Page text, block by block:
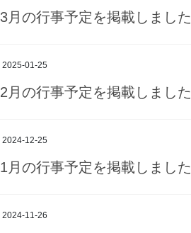
3月の行事予定を掲載しました
2025-01-25
2月の行事予定を掲載しました
2024-12-25
1月の行事予定を掲載しました
2024-11-26